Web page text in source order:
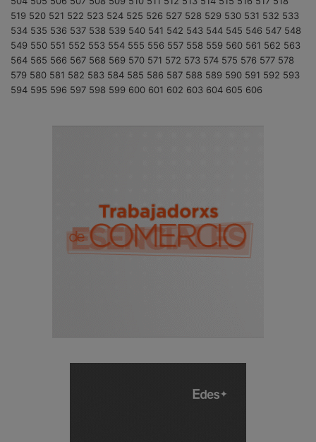
519 520 521 522 523 524 525 526 527 528 529 530 531 532 533
534 535 536 537 538 539 540 541 542 543 544 545 546 547 548
549 550 551 552 553 554 555 556 557 558 559 560 561 562 563
564 565 566 567 568 569 570 571 572 573 574 575 576 577 578
579 580 581 582 583 584 585 586 587 588 589 590 591 592 593
594 595 596 597 598 599 600 601 602 603 604 605 606